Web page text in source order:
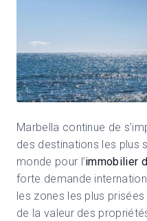
Marbella continue de
des destinations les plus
monde pour l’immobilier
forte demande
les zones les plus
de la valeur des